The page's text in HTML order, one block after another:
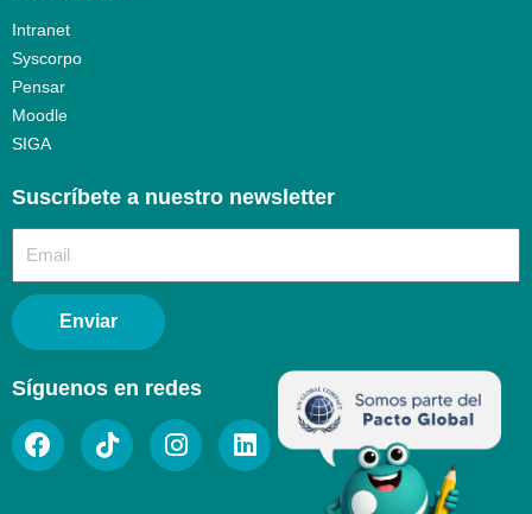
Intranet
Syscorpo
Pensar
Moodle
SIGA
Suscríbete a nuestro newsletter​
Enviar
Síguenos en redes